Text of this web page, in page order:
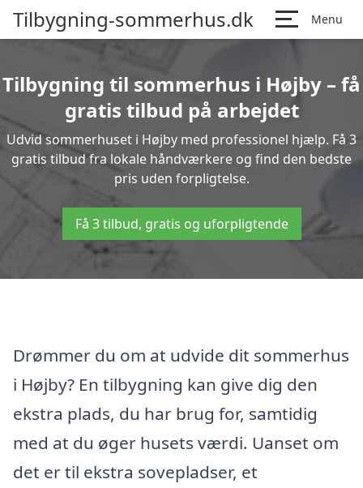
Tilbygning-sommerhus.dk Menu
Tilbygning til sommerhus i Højby – få
gratis tilbud på arbejdet
Udvid sommerhuset i Højby med professionel hjælp. Få 3
gratis tilbud fra lokale håndværkere og find den bedste
pris uden forpligtelse.
Få 3 tilbud, gratis og uforpligtende
Drømmer du om at udvide dit sommerhus
i Højby? En tilbygning kan give dig den
ekstra plads, du har brug for, samtidig
med at du øger husets værdi. Uanset om
det er til ekstra sovepladser, et